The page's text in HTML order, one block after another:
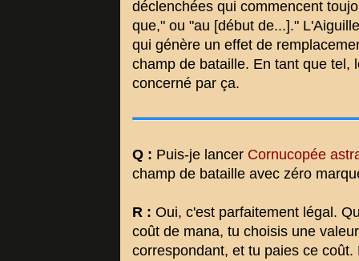
déclenchées qui commencent
que," ou "au [début de...]."
qui génère un effet de
champ de bataille. En tant que tel,
concerné par ça.
Q : Puis-je lancer Cornucopée
champ de bataille avec zéro
R : Oui, c'est parfaitement légal.
coût de mana, tu choisis une
correspondant, et tu paies ce